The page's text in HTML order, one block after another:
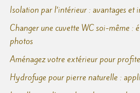
Isolation par l’intérieur : avantages et
Changer une cuvette WC soi-même :
photos
Aménagez votre extérieur pour
Hydrofuge pour pierre naturelle :